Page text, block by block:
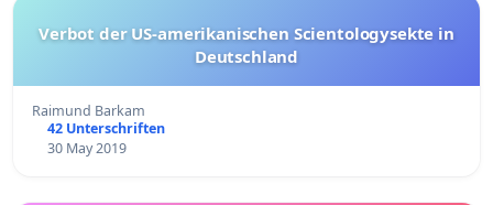
Verbot der US-amerikanischen Scientologysekte in
Deutschland
Raimund Barkam
42 Unterschriften
30 May 2019